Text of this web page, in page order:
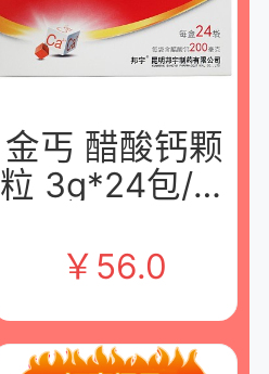
金丐 醋酸钙颗
粒 3g*24包/盒
有限公司
￥ 56.0